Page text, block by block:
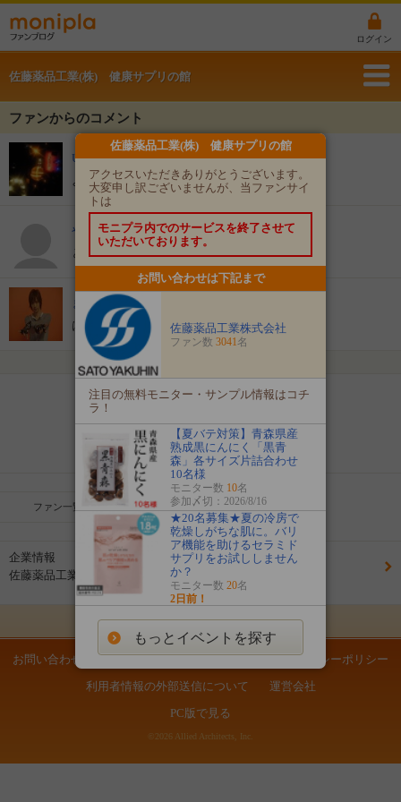
ログイン
佐藤薬品工業(株) 健康サプリの館
ファンからのコメント
UNIKA
よろしくお願いします！
やのぱん。
とても見やすくてよかったです。
まーろん
はじめまして★
前へ 次へ
ページ目へ移動
ファン一覧
企業情報
佐藤薬品工業(株) 健康サプリの館
佐藤薬品工業(株) 健康サプリの館
アクセスいただきありがとうございます。
大変申し訳ございませんが、当ファンサイ
トは
モニプラ内でのサービスを終了させて
いただいております。
お問い合わせは下記まで
佐藤薬品工業株式会社
ファン数 3041名
注目の無料モニター・サンプル情報はコチ
ラ！
【夏バテ対策】青森県産
熟成黒にんにく「黒青
森」各サイズ片詰合わせ
10名様
モニター数 10名
参加〆切：2026/8/16
★20名募集★夏の冷房で
乾燥しがちな肌に。バリ
ア機能を助けるセラミド
サプリをお試ししません
か？
モニター数 20名
2日前！
もっとイベントを探す
ページの先頭へ
お問い合わせ スタッフブログ 利用規約
プライバシーポリシー
利用者情報の外部送信について
運営会社
PC版で見る
©2026 Allied Architects, Inc.